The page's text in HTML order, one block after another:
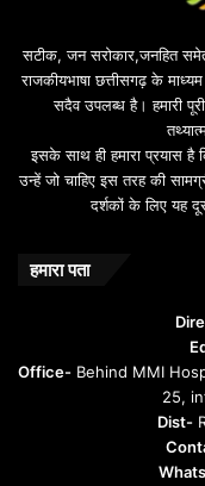
सटीक, जन सरोकार,जनहित
राजकीयभाषा छत्तीसगढ़ के
सदैव उपलब्ध है। हमारी
इसके साथ ही हमारा प्रयास
उन्हें जो चाहिए इस तरह की
दर्शकों के लिए यह
हमारा पता
Office- Behind MMI
25,
Dist-